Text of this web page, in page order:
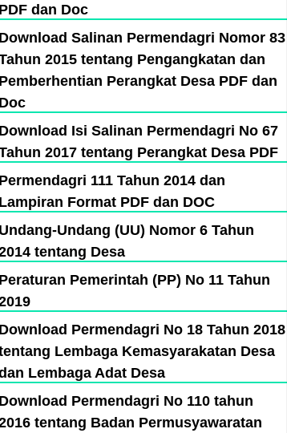
PDF dan Doc
Download Salinan Permendagri Nomor 83
2015 tentang Pengangkatan dan
Pemberhentian Perangkat Desa PDF dan
Doc
Download Isi Salinan Permendagri No 67
2017 tentang Perangkat Desa PDF
Permendagri 111 Tahun 2014 dan
Lampiran Format PDF dan DOC
Undang-Undang (UU) Nomor 6 Tahun
tentang Desa
Peraturan Pemerintah (PP) No 11 Tahun
Download Permendagri No 18 Tahun 2018
Lembaga Kemasyarakatan Desa
Lembaga Adat Desa
Download Permendagri No 110 tahun
tentang Badan Permusyawaratan